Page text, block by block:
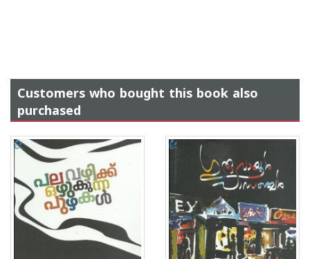
Customers who bought this book also
purchased